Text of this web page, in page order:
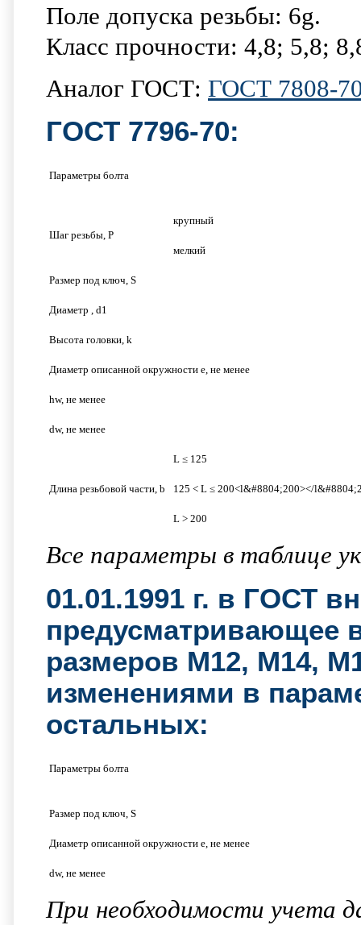
Поле допуска резьбы: 6g.
Класс прочности: 4,8; 5,8;
Аналог ГОСТ: ГОСТ 7808-
ГОСТ 7796-70:
Параметры болта
Шаг резьбы, P
крупный
мелкий
Размер под ключ, S
Диаметр , d1
Высота головки, k
Диаметр описанной окружности e, не менее
hw, не менее
dw, не менее
Длина резьбовой части, b
L ≤ 125
125 < L ≤ 200<l&#8804;200></
L > 200
Все параметры в таблице
01.01.1991 г. в ГОСТ
предусматривающее
размеров М12, М14,
изменениями в
остальных:
Параметры болта
Размер под ключ, S
Диаметр описанной окружности e, не менее
dw, не менее
При необходимости учета